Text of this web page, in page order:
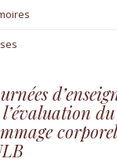
l’évaluation du